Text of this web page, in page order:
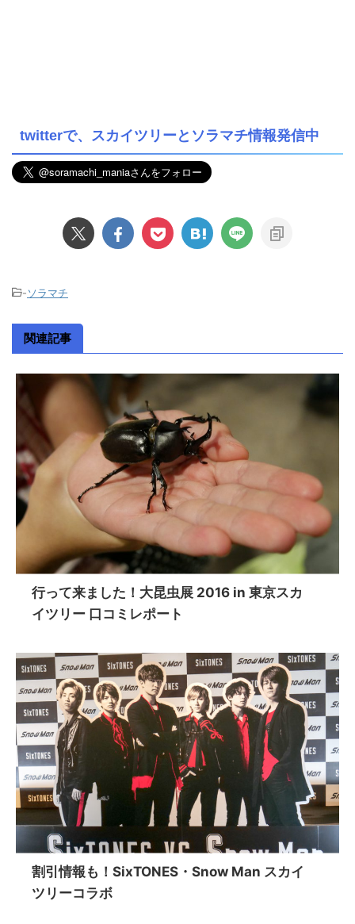
twitterで、スカイツリーとソラマチ情報発信中
-ソラマチ
関連記事
行って来ました！大昆虫展 2016 in 東京スカ
イツリー 口コミレポート
割引情報も！SixTONES・Snow Man スカイ
ツリーコラボ